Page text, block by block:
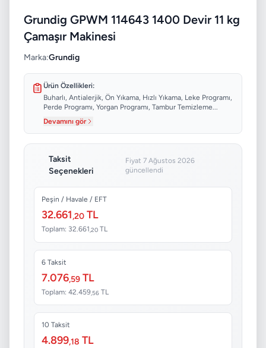
Grundig GPWM 114643 1400 Devir 11 kg
Çamaşır Makinesi
Marka:Grundig
Ürün Özellikleri:
Buharlı, Antialerjik, Ön Yıkama, Hızlı Yıkama, Leke Programı,
Perde Programı, Yorgan Programı, Tambur Temizleme...
Devamını gör
Taksit
Seçenekleri
Fiyat 7 Ağustos 2026
güncellendi
Peşin / Havale / EFT
32.661,20 TL
Toplam: 32.661,20 TL
6 Taksit
7.076,59 TL
Toplam: 42.459 ,56 TL
10 Taksit
4.899,18 TL